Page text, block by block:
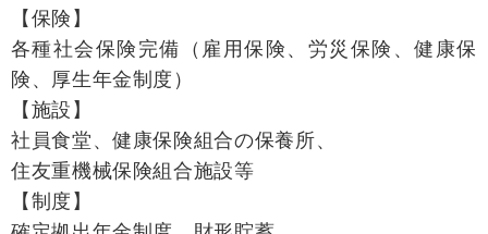
【保険】
各種社会保険完備（雇用保険、労災保険、健康保
険、厚生年金制度）
【施設】
社員食堂、健康保険組合の保養所、
住友重機械保険組合施設等
【制度】